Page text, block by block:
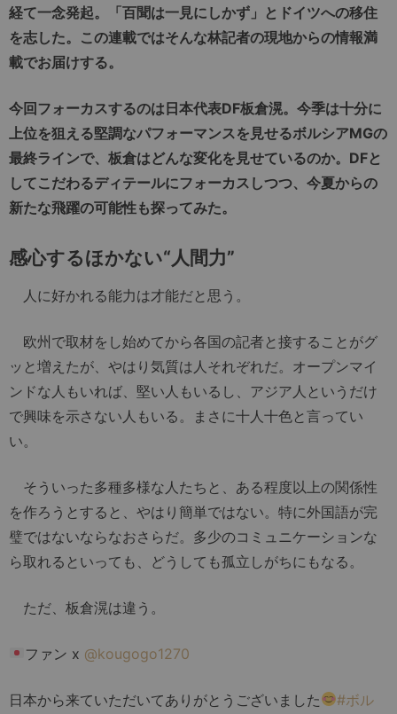
経て一念発起。「百聞は一見にしかず」とドイツへの移住
を志した。この連載ではそんな林記者の現地からの情報満
載でお届けする。
今回フォーカスするのは日本代表DF板倉滉。今季は十分に
上位を狙える堅調なパフォーマンスを見せるボルシアMGの
最終ラインで、板倉はどんな変化を見せているのか。DFと
してこだわるディテールにフォーカスしつつ、今夏からの
新たな飛躍の可能性も探ってみた。
感心するほかない“人間力”
人に好かれる能力は才能だと思う。
欧州で取材をし始めてから各国の記者と接することがグ
ッと増えたが、やはり気質は人それぞれだ。オープンマイ
ンドな人もいれば、堅い人もいるし、アジア人というだけ
で興味を示さない人もいる。まさに十人十色と言ってい
い。
そういった多種多様な人たちと、ある程度以上の関係性
を作ろうとすると、やはり簡単ではない。特に外国語が完
璧ではないならなおさらだ。多少のコミュニケーションな
ら取れるといっても、どうしても孤立しがちにもなる。
ただ、板倉滉は違う。
ファン x @kougogo1270
日本から来ていただいてありがとうございました
#ボル